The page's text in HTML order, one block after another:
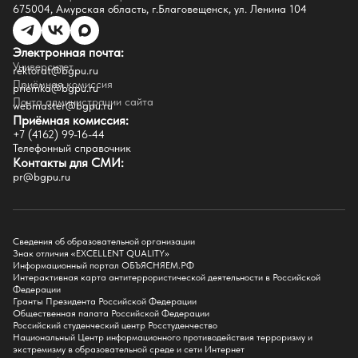
Противодествие коррупции
Противодействие терроризму
Целевой капитал
Часто задаваемые вопросы
Внутренний сайт
Факультеты
Естественно-географический факультет
Историко-филологический факультет
Факультет иностранных языков
Факультет педагогики и психологии
Факультет физической культуры и спорта
Подготовительное отделение для иностранных граждан
Поступление
Приемная комиссия
Поступай в БГПУ
Специальности и направления
Списки поступающих
Приказы о зачислении
Полезные материалы
Общежитие
675004, Амурская область, г.Благовещенск, ул. Ленина 104
Электронная почта:
Университет
rektorat@bgpu.ru
Приёмная комиссия
priemka@bgpu.ru
Почта администрации сайта
webmaster@bgpu.ru
Приёмная комиссия:
+7 (4162) 99-16-44
Телефонный справочник
Контакты для СМИ:
pr@bgpu.ru
Сведения об образовательной организации
Знак отличия «EXCELLENT QUALITY»
Информационный портал ОБЪЯСНЯЕМ.РФ
Интерактивная карта антитеррористической деятельности в Российской
Федерации
Гранты Президента Российской Федерации
Общественная палата Российской Федерации
Российский студенческий центр Росстуденчество
Национальный Центр информационного противодействия терроризму и
экстремизму в образовательной среде и сети Интернет